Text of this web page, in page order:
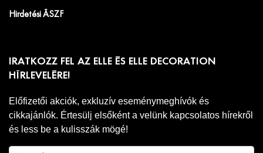
Hirdetési ÁSZF
IRATKOZZ FEL AZ ELLE ÉS ELLE DECORATION
HÍRLEVELÉRE!
Előfizetői akciók, exkluzív eseménymeghívók és
cikkajánlók. Értesülj elsőként a velünk kapcsolatos hírekről
és less be a kulisszák mögé!